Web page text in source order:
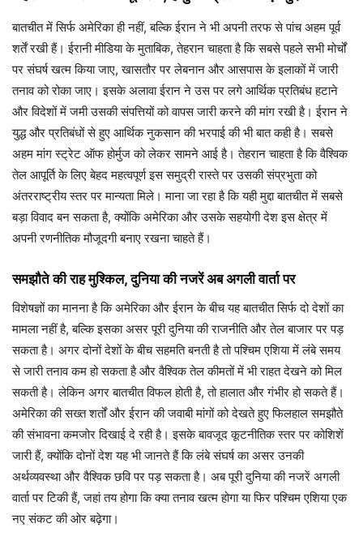
बातचीत में सिर्फ अमेरिका ही नहीं, बल्कि ईरान ने भी अपनी तरफ से पांच अहम पूर्व
शर्तें रखी हैं। ईरानी मीडिया के मुताबिक, तेहरान चाहता है कि सबसे पहले सभी मोर्चों
पर संघर्ष खत्म किया जाए, खासतौर पर लेबनान और आसपास के इलाकों में जारी
तनाव को रोका जाए। इसके अलावा ईरान ने उस पर लगे आर्थिक प्रतिबंध हटाने
और विदेशों में जमी उसकी संपत्तियों को वापस जारी करने की मांग रखी है। ईरान ने
युद्ध और प्रतिबंधों से हुए आर्थिक नुकसान की भरपाई की भी बात कही है। सबसे
अहम मांग स्ट्रेट ऑफ होर्मुज को लेकर सामने आई है। तेहरान चाहता है कि वैश्विक
तेल आपूर्ति के लिए बेहद महत्वपूर्ण इस समुद्री रास्ते पर उसकी संप्रभुता को
अंतरराष्ट्रीय स्तर पर मान्यता मिले। माना जा रहा है कि यही मुद्दा बातचीत में सबसे
बड़ा विवाद बन सकता है, क्योंकि अमेरिका और उसके सहयोगी देश इस क्षेत्र में
अपनी रणनीतिक मौजूदगी बनाए रखना चाहते हैं।
समझौते की राह मुश्किल, दुनिया की नजरें अब अगली वार्ता पर
विशेषज्ञों का मानना है कि अमेरिका और ईरान के बीच यह बातचीत सिर्फ दो देशों का
मामला नहीं है, बल्कि इसका असर पूरी दुनिया की राजनीति और तेल बाजार पर पड़
सकता है। अगर दोनों देशों के बीच सहमति बनती है तो पश्चिम एशिया में लंबे समय
से जारी तनाव कम हो सकता है और वैश्विक तेल कीमतों में भी राहत देखने को मिल
सकती है। लेकिन अगर बातचीत विफल होती है, तो हालात और गंभीर हो सकते हैं।
अमेरिका की सख्त शर्तों और ईरान की जवाबी मांगों को देखते हुए फिलहाल समझौते
की संभावना कमजोर दिखाई दे रही है। इसके बावजूद कूटनीतिक स्तर पर कोशिशें
जारी हैं, क्योंकि दोनों देश यह भी जानते हैं कि लंबे संघर्ष का असर उनकी
अर्थव्यवस्था और वैश्विक छवि पर पड़ सकता है। अब पूरी दुनिया की नजरें अगली
वार्ता पर टिकी हैं, जहां तय होगा कि क्या तनाव खत्म होगा या फिर पश्चिम एशिया एक
नए संकट की ओर बढ़ेगा।